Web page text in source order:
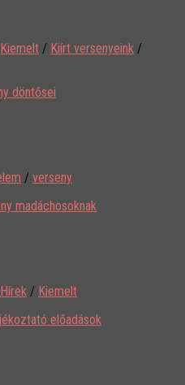
Kiemelt / Kiírt versenyeink /
döntősei
/ verseny
madáchosoknak
Hírek / Kiemelt
előadások